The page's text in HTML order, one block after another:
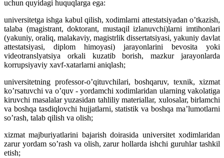
uchun quyidagi huquqlarga ega:
universitetga ishga kabul qilish, xodimlarni attestatsiyadan oʼtkazish,
talaba (magistrant, doktorant, mustaqil izlanuvchi)larni imtihonlari
(yakuniy, oraliq, malakaviy, magistrlik dissertatsiyasi, yakuniy davlat
attestatsiyasi, diplom himoyasi) jarayonlarini bevosita yoki
videotranslyatsiya orkali kuzatib borish, mazkur jarayonlarda
korrupsiyaviy xavf-xatarlarni aniqlash;
universitetning professor-oʼqituvchilari, boshqaruv, texnik, xizmat
koʼrsatuvchi va oʼquv - yordamchi xodimlaridan ularning vakolatiga
kiruvchi masalalar yuzasidan tahliliy materiallar, xulosalar, birlamchi
va boshqa tasdiqlovchi hujjatlarni, statistik va boshqa maʼlumotlarni
soʼrash, talab qilish va olish;
xizmat majburiyatlarini bajarish doirasida universitet xodimlaridan
zarur yordam soʼrash va olish, zarur hollarda ishchi guruhlar tashkil
etish;